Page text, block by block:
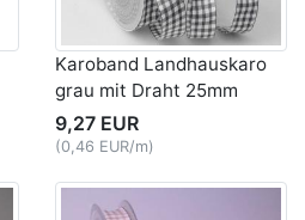
Karoband Landhauskaro
grau mit Draht 25mm
9,27 EUR
(0,46 EUR/m)